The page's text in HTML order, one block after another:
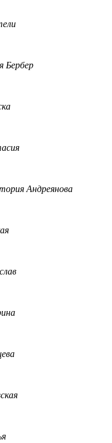
Бербер
Андреянова